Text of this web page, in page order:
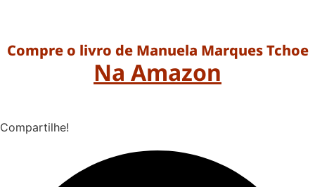
Compre o livro de Manuela Marques Tchoe
Na Amazon
Compartilhe!